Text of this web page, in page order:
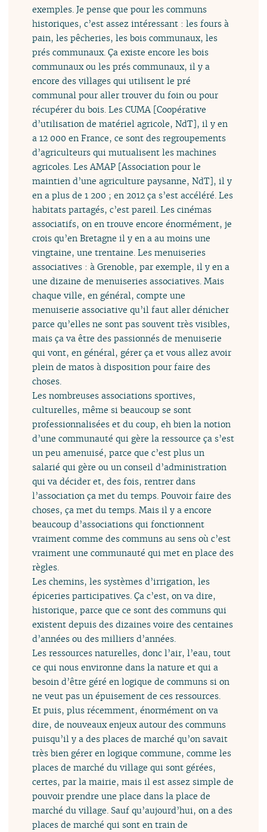
exemples. Je pense que pour les communs
historiques, c’est assez intéressant : les fours à
pain, les pêcheries, les bois communaux, les
prés communaux. Ça existe encore les bois
communaux ou les prés communaux, il y a
encore des villages qui utilisent le pré
communal pour aller trouver du foin ou pour
récupérer du bois. Les CUMA [Coopérative
d’utilisation de matériel agricole, NdT], il y en
a 12 000 en France, ce sont des regroupements
d’agriculteurs qui mutualisent les machines
agricoles. Les AMAP [Association pour le
maintien d’une agriculture paysanne, NdT], il y
en a plus de 1 200 ; en 2012 ça s’est accéléré. Les
habitats partagés, c’est pareil. Les cinémas
associatifs, on en trouve encore énormément, je
crois qu’en Bretagne il y en a au moins une
vingtaine, une trentaine. Les menuiseries
associatives : à Grenoble, par exemple, il y en a
une dizaine de menuiseries associatives. Mais
chaque ville, en général, compte une
menuiserie associative qu’il faut aller dénicher
parce qu’elles ne sont pas souvent très visibles,
mais ça va être des passionnés de menuiserie
qui vont, en général, gérer ça et vous allez avoir
plein de matos à disposition pour faire des
choses.
Les nombreuses associations sportives,
culturelles, même si beaucoup se sont
professionnalisées et du coup, eh bien la notion
d’une communauté qui gère la ressource ça s’est
un peu amenuisé, parce que c’est plus un
salarié qui gère ou un conseil d’administration
qui va décider et, des fois, rentrer dans
l’association ça met du temps. Pouvoir faire des
choses, ça met du temps. Mais il y a encore
beaucoup d’associations qui fonctionnent
vraiment comme des communs au sens où c’est
vraiment une communauté qui met en place des
règles.
Les chemins, les systèmes d’irrigation, les
épiceries participatives. Ça c’est, on va dire,
historique, parce que ce sont des communs qui
existent depuis des dizaines voire des centaines
d’années ou des milliers d’années.
Les ressources naturelles, donc l’air, l’eau, tout
ce qui nous environne dans la nature et qui a
besoin d’être géré en logique de communs si on
ne veut pas un épuisement de ces ressources.
Et puis, plus récemment, énormément on va
dire, de nouveaux enjeux autour des communs
puisqu’il y a des places de marché qu’on savait
très bien gérer en logique commune, comme les
places de marché du village qui sont gérées,
certes, par la mairie, mais il est assez simple de
pouvoir prendre une place dans la place de
marché du village. Sauf qu’aujourd’hui, on a des
places de marché qui sont en train de